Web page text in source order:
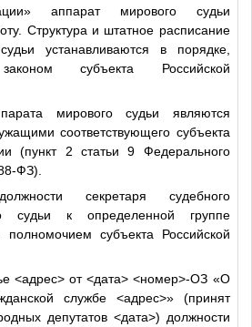
аппарат мирового судьи
Структура и штатное расписание
устанавливаются в порядке,
субъекта Российской
мирового судьи являются
соответствующего субъекта
(пункт 2 статьи 9 Федерального
ФЗ).
секретаря судебного
судьи к определенной группе
полномочием субъекта Российской
<адрес>от<дата> <номер>-ОЗ «О
службе <адрес>» (принят
депутатов <дата>) должности